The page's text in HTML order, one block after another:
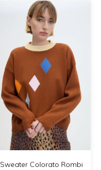
Sweater Colorato Rombi